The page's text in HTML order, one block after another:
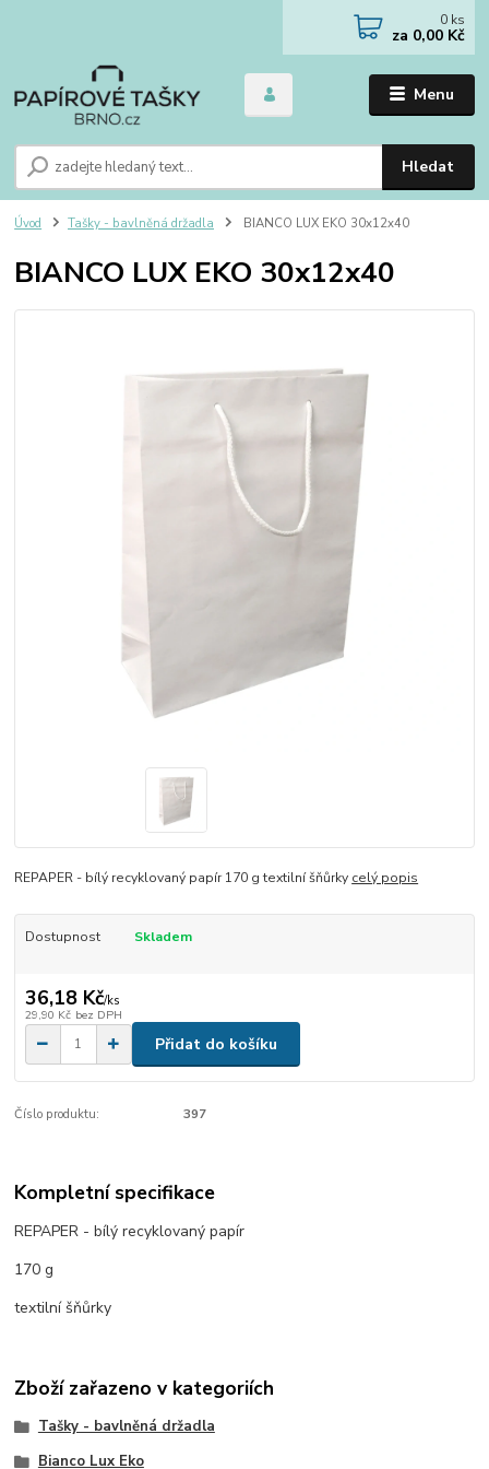
Menu
Hledat
0 ks
za 0,00 Kč
Úvod Tašky - bavlněná držadla BIANCO LUX EKO 30x12x40
BIANCO LUX EKO 30x12x40
REPAPER - bílý recyklovaný papír 170 g textilní šňůrky celý popis
Dostupnost Skladem
36,18 Kč/ks
29,90 Kč bez DPH
Přidat do košíku
Číslo produktu: 397
Kompletní specifikace
REPAPER - bílý recyklovaný papír
170 g
textilní šňůrky
Zboží zařazeno v kategoriích
Tašky - bavlněná držadla
Bianco Lux Eko